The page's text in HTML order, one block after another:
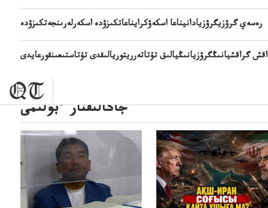
رەسەي گرۋزيگرۋزيادانيناعا اسكەۋكرايناعاتكىزۋدە اسكەرلەرىنجەتكىزۋدە
گراقشيانىڭگرۋزيانىڭيالىق تۇتاتەرريتوريالىقدى تۇتاستىعىنقورعايدى
جاڭالىقتار ءبولىمى